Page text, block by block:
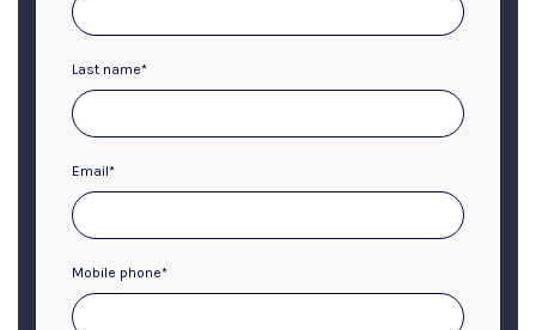
Last name*
Email*
Mobile phone*